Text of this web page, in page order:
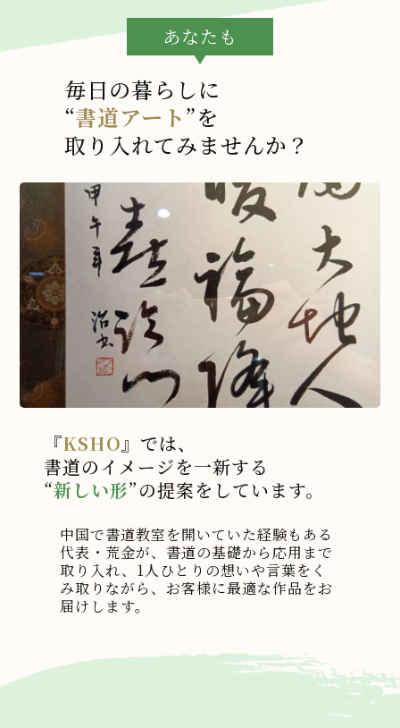
あなたも
毎日の暮らしに
“書道アート”を
取り入れてみませんか？
『KSHO』では、
書道のイメージを一新する
“新しい形”の提案をしています。
中国で書道教室を開いていた経験もある
代表・荒金が、書道の基礎から応用まで
取り入れ、1人ひとりの想いや言葉をく
み取りながら、お客様に最適な作品をお
届けします。
プライバシーポリシー
イト上で提供するサービス（以下、「本サービ
ス」といいます。）における、ユーザーの個人
シーポリシー（以下、「本ポリシー」といいま